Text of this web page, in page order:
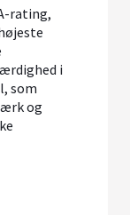
rating,
i
som
og